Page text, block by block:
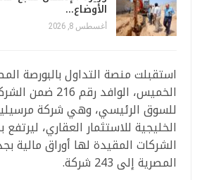
الأوضاع…
أغسطس 8, 2026
استقبلت منصة التداول بالبورصة
الخميس، الوافد رقم
للسوق الرئيسي، وهي شركة
الخليجية للاستثمار العقاري،
الشركات المقيدة لها أوراق مالية
المصرية إلى 243 شركة.